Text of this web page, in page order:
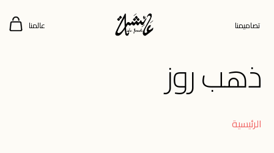
تصاميمنا عالمنا
ذهب روز
الرئيسية